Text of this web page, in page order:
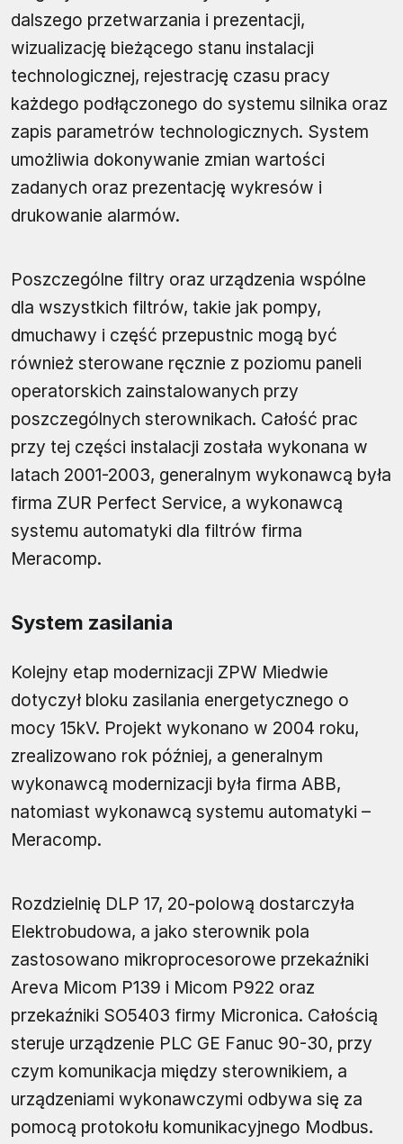
dalszego przetwarzania i prezentacji,
wizualizację bieżącego stanu instalacji
technologicznej, rejestrację czasu pracy
każdego podłączonego do systemu silnika oraz
zapis parametrów technologicznych. System
umożliwia dokonywanie zmian wartości
zadanych oraz prezentację wykresów i
drukowanie alarmów.
Poszczególne filtry oraz urządzenia wspólne
dla wszystkich filtrów, takie jak pompy,
dmuchawy i część przepustnic mogą być
również sterowane ręcznie z poziomu paneli
operatorskich zainstalowanych przy
poszczególnych sterownikach. Całość prac
przy tej części instalacji została wykonana w
latach 2001-2003, generalnym wykonawcą była
firma ZUR Perfect Service, a wykonawcą
systemu automatyki dla filtrów firma
Meracomp.
System zasilania
Kolejny etap modernizacji ZPW Miedwie
dotyczył bloku zasilania energetycznego o
mocy 15kV. Projekt wykonano w 2004 roku,
zrealizowano rok później, a generalnym
wykonawcą modernizacji była firma ABB,
natomiast wykonawcą systemu automatyki –
Meracomp.
Rozdzielnię DLP 17, 20-polową dostarczyła
Elektrobudowa, a jako sterownik pola
zastosowano mikroprocesorowe przekaźniki
Areva Micom P139 i Micom P922 oraz
przekaźniki SO5403 firmy Micronica. Całością
steruje urządzenie PLC GE Fanuc 90-30, przy
czym komunikacja między sterownikiem, a
urządzeniami wykonawczymi odbywa się za
pomocą protokołu komunikacyjnego Modbus.